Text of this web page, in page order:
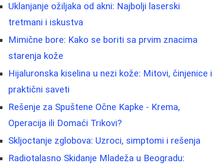
Uklanjanje ožiljaka od akni: Najbolji laserski
tretmani i iskustva
Mimične bore: Kako se boriti sa prvim znacima
starenja kože
Hijaluronska kiselina u nezi kože: Mitovi, činjenice i
praktični saveti
Rešenje za Spuštene Očne Kapke - Krema,
Operacija ili Domaći Trikovi?
Skljoctanje zglobova: Uzroci, simptomi i rešenja
Radiotalasno Skidanje Mladeža u Beogradu: